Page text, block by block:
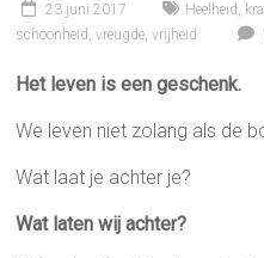
23 juni 2017 Heelheid ,
schoonheid ,vreugde,vrijheid
Het leven is een geschenk.
We leven niet zolang als de
Wat laat je achter je?
Wat laten wij achter?